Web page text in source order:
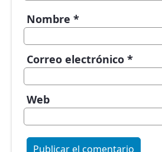
Nombre *
Correo electrónico *
Web